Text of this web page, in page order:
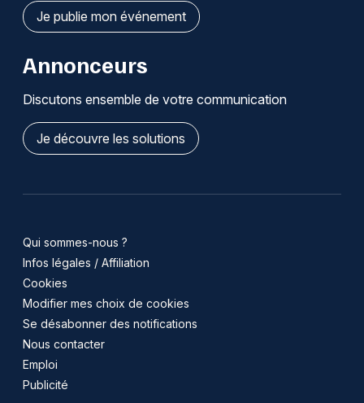
Je publie mon événement
Annonceurs
Discutons ensemble de votre communication
Je découvre les solutions
Qui sommes-nous ?
Infos légales / Affiliation
Cookies
Modifier mes choix de cookies
Se désabonner des notifications
Nous contacter
Emploi
Publicité